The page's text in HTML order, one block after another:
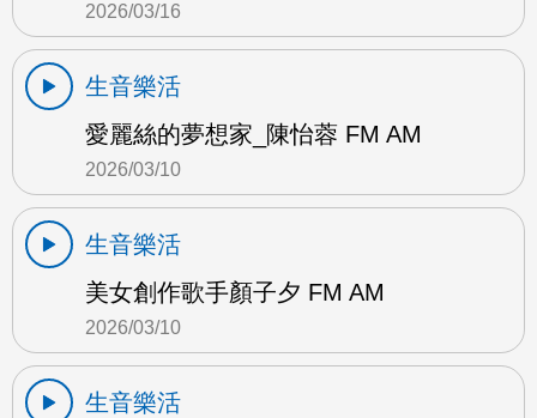
2026/03/16
生音樂活
愛麗絲的夢想家_陳怡蓉 FM AM
2026/03/10
生音樂活
美女創作歌手顏子夕 FM AM
2026/03/10
生音樂活